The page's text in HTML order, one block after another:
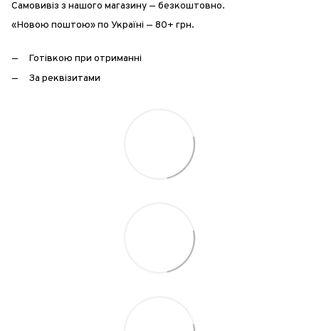
Самовивіз з нашого магазину — безкоштовно.
«Новою поштою» по Україні — 80+ грн.
Готівкою при отриманні
За реквізитами